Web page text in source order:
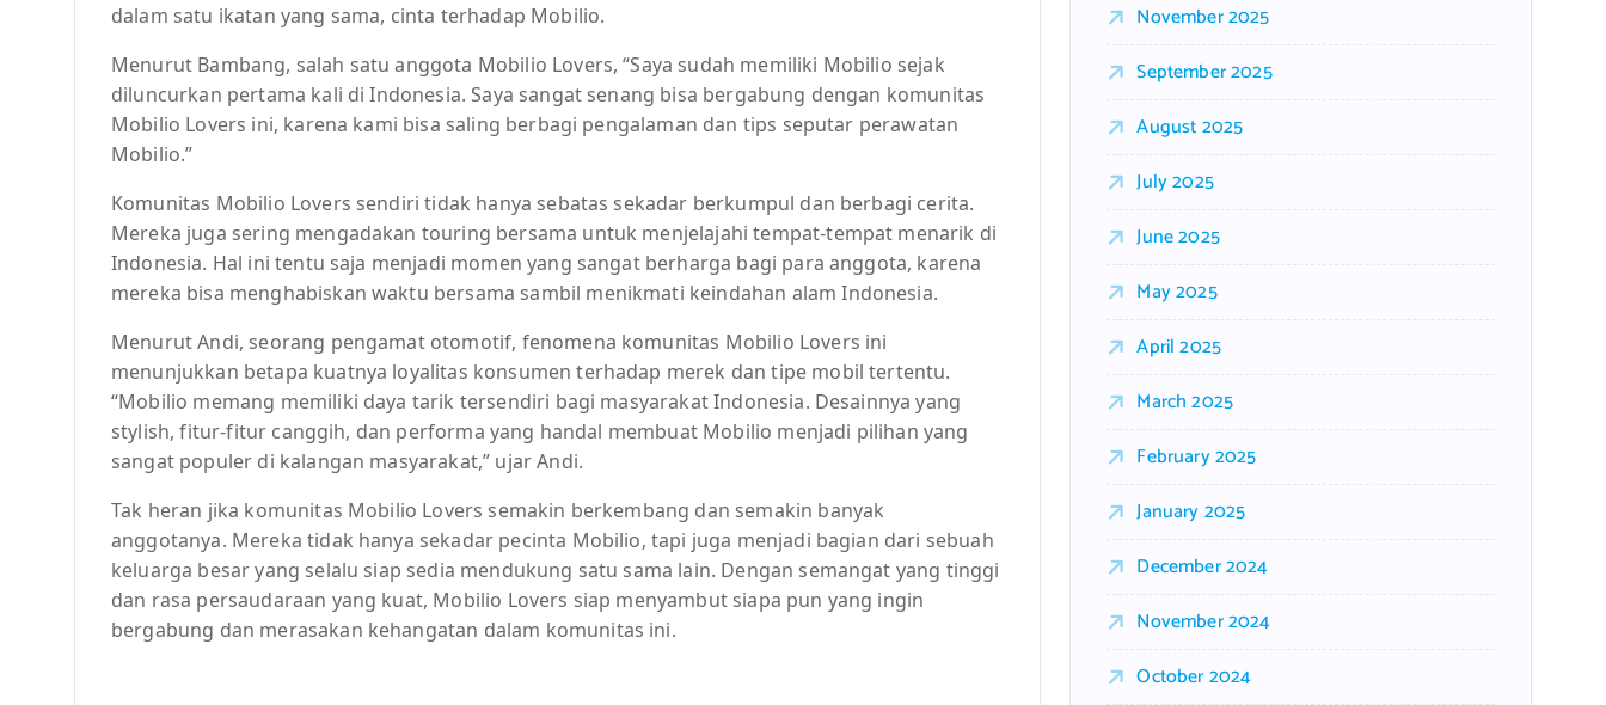
dalam satu ikatan yang sama, cinta terhadap Mobilio.
Menurut Bambang, salah satu anggota Mobilio Lovers, “Saya sudah memiliki Mobilio sejak
diluncurkan pertama kali di Indonesia. Saya sangat senang bisa bergabung dengan komunitas
Mobilio Lovers ini, karena kami bisa saling berbagi pengalaman dan tips seputar perawatan
Mobilio.”
Komunitas Mobilio Lovers sendiri tidak hanya sebatas sekadar berkumpul dan berbagi cerita.
Mereka juga sering mengadakan touring bersama untuk menjelajahi tempat-tempat menarik di
Indonesia. Hal ini tentu saja menjadi momen yang sangat berharga bagi para anggota, karena
mereka bisa menghabiskan waktu bersama sambil menikmati keindahan alam Indonesia.
Menurut Andi, seorang pengamat otomotif, fenomena komunitas Mobilio Lovers ini
menunjukkan betapa kuatnya loyalitas konsumen terhadap merek dan tipe mobil tertentu.
“Mobilio memang memiliki daya tarik tersendiri bagi masyarakat Indonesia. Desainnya yang
stylish, fitur-fitur canggih, dan performa yang handal membuat Mobilio menjadi pilihan yang
sangat populer di kalangan masyarakat,” ujar Andi.
Tak heran jika komunitas Mobilio Lovers semakin berkembang dan semakin banyak
anggotanya. Mereka tidak hanya sekadar pecinta Mobilio, tapi juga menjadi bagian dari sebuah
keluarga besar yang selalu siap sedia mendukung satu sama lain. Dengan semangat yang tinggi
dan rasa persaudaraan yang kuat, Mobilio Lovers siap menyambut siapa pun yang ingin
bergabung dan merasakan kehangatan dalam komunitas ini.
November 2025
September 2025
August 2025
July 2025
June 2025
May 2025
April 2025
March 2025
February 2025
January 2025
December 2024
November 2024
October 2024